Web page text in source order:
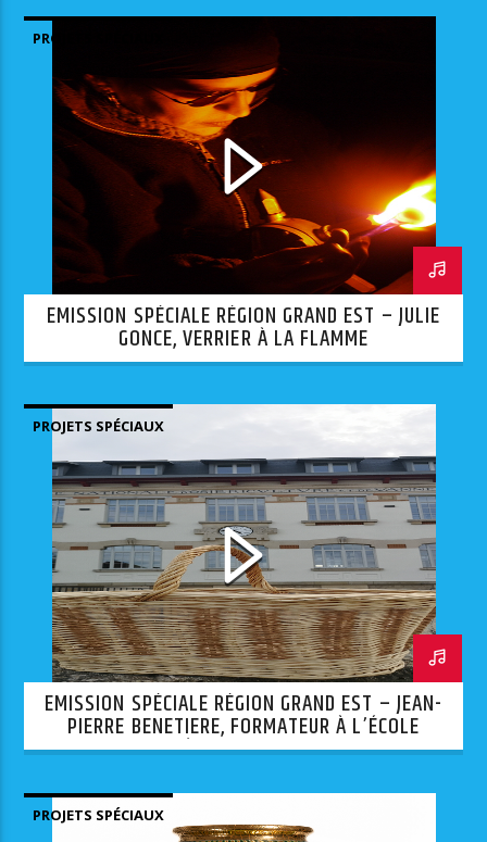
PROJETS SPÉCIAUX
EMISSION SPÉCIALE RÉGION GRAND EST – JULIE
GONCE, VERRIER À LA FLAMME
PROJETS SPÉCIAUX
EMISSION SPÉCIALE RÉGION GRAND EST – JEAN-
PIERRE BENETIERE, FORMATEUR À L’ÉCOLE
NATIONALE D’OSIÉRICULTURE ET DE VANNERIE DE
CAP VANNERIE
PROJETS SPÉCIAUX